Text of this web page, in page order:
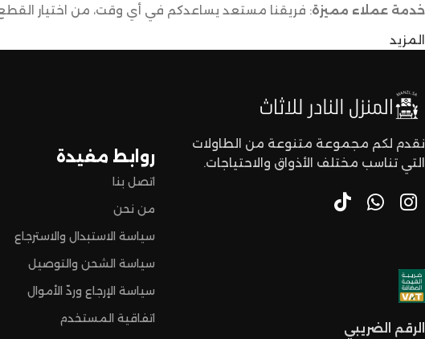
خدمة عملاء مميزة: فريقنا مستعد يساعدكم في أي وقت، من اختيار
اختاروا الراحة والأناقة من المنزل النادر للاثاث الآن وعيشوا تجربة تسوق مميزة.
المزيد
روابط مفيدة
اتصل بنا
من نحن
سياسة الاستبدال والاسترجاع
سياسة الشحن والتوصيل
سياسة الإرجاع وردّ الأموال
اتفاقية المستخدم
نقدم لكم مجموعة متنوعة من الطاولات
التي تناسب مختلف الأذواق والاحتياجات.
الرقم الضريبي